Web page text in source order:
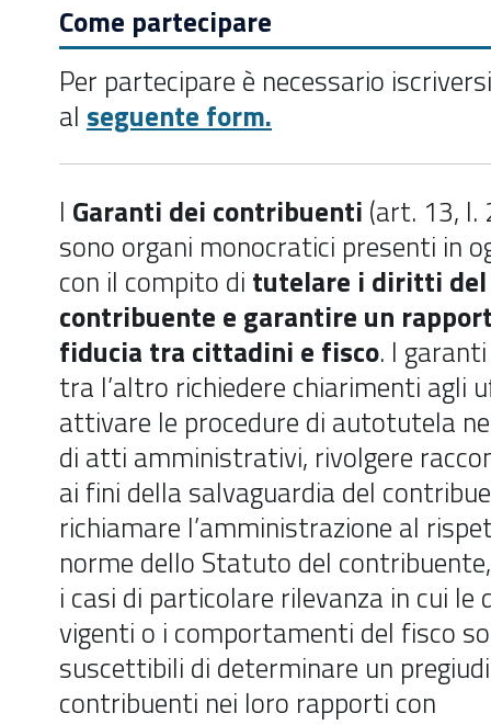
Come partecipare
Per partecipare è necessario iscriversi
al seguente form.
I Garanti dei contribuenti (art. 13,
sono organi monocratici presenti in
con il compito di tutelare i diritti del
contribuente e garantire un
fiducia tra cittadini e fisco. I
tra l’altro richiedere chiarimenti agli
attivare le procedure di autotutela
di atti amministrativi, rivolgere
ai fini della salvaguardia del
richiamare l’amministrazione al
norme dello Statuto del
i casi di particolare rilevanza in cui le
vigenti o i comportamenti del fisco
suscettibili di determinare un
contribuenti nei loro rapporti con